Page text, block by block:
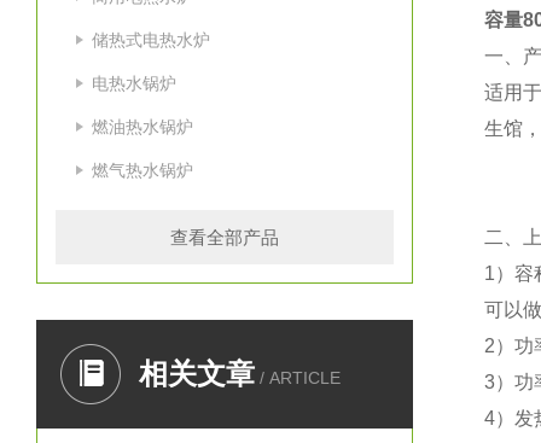
储热式电热水炉
电热水锅炉
燃油热水锅炉
燃气热水锅炉
查看全部产品
相关文章 / ARTICLE
容量
一、
适用
生馆
二、
1）容
可以
2）功
3）功
4）发